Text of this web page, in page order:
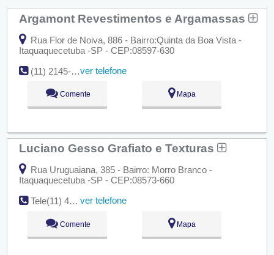
Argamont Revestimentos e Argamassas
Rua Flor de Noiva, 886 - Bairro:Quinta da Boa Vista -
Itaquaquecetuba -SP - CEP:08597-630
(11) 2145-0011 Fax: (11) 2145-2541
ver telefone
Comente Mapa
Luciano Gesso Grafiato e Texturas
Rua Uruguaiana, 385 - Bairro: Morro Branco -
Itaquaquecetuba -SP - CEP:08573-660
Tele(11) 4642-1382
ver telefone
Comente Mapa